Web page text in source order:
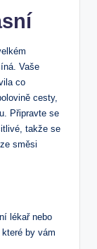
Vaše
co
cesty,
Připravte se
takže se
směsi
lékař nebo
by vám